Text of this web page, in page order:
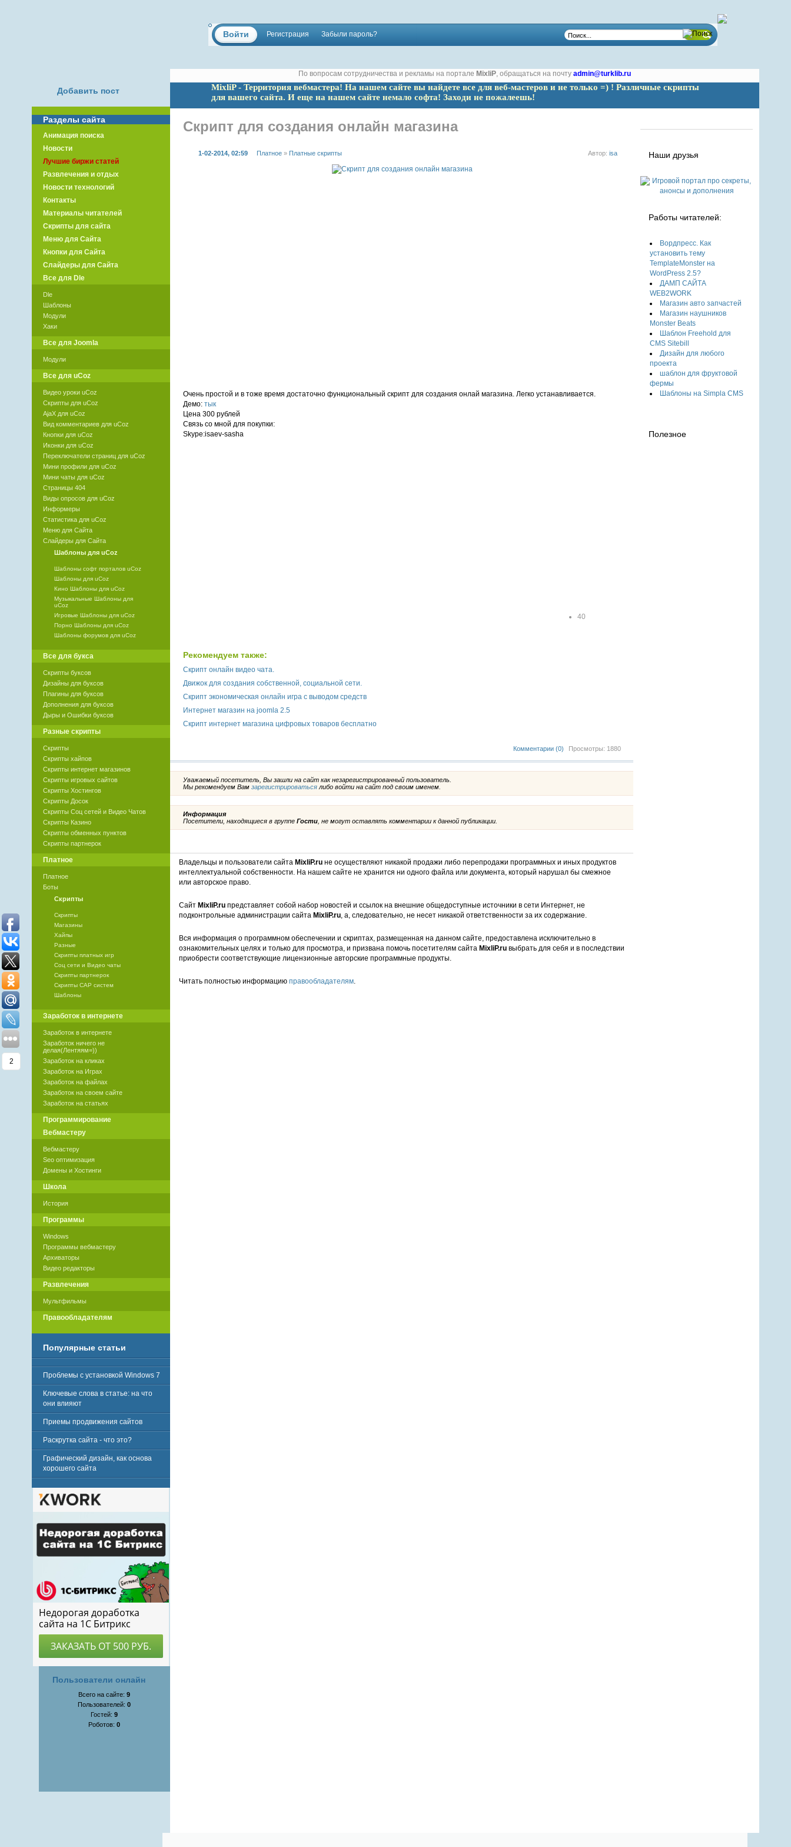
Войти Регистрация Забыли пароль?
По вопросам сотрудничества и рекламы на портале MixliP, обращаться на почту admin@turklib.ru
MixliP - Территория вебмастера! На нашем сайте вы найдете все для веб-мастеров и не только =) ! Различные скрипты
для вашего сайта. И еще на нашем сайте немало софта! Заходи не пожалеешь!
Скрипт для создания онлайн магазина
Автор:isa
1-02-2014, 02:59 Платное» Платные скрипты
Очень простой и в тоже время достаточно функциональный скрипт для создания онлай магазина. Легко устанавливается.
Демо: тык
Цена 300 рублей
Связь со мной для покупки:
Skype:isaev-sasha
40
Рекомендуем также:
Скрипт онлайн видео чата.
Движок для создания собственной, социальной сети.
Скрипт экономическая онлайн игра с выводом средств
Интернет магазин на joomla 2.5
Скрипт интернет магазина цифровых товаров бесплатно
Просмотры: 1880
Комментарии (0)
Уважаемый посетитель, Вы зашли на сайт как незарегистрированный пользователь.
Мы рекомендуем Вам зарегистрироватьсялибо войти на сайт под своим именем.
Информация
Посетители, находящиеся в группе Гости, не могут оставлять комментарии к данной публикации.
Владельцы и пользователи сайта MixliP.ruне осуществляют никакой продажи либо перепродажи программных и иных продуктов
интеллектуальной собственности. На нашем сайте не хранится ни одного файла или документа, который нарушал бы смежное
или авторское право.
Сайт MixliP.ruпредставляет собой набор новостей и ссылок на внешние общедоступные источники в сети Интернет, не
подконтрольные администрации сайта MixliP.ru, а, следовательно, не несет никакой ответственности за их содержание.
Вся информация о программном обеспечении и скриптах, размещенная на данном сайте, предоставлена исключительно в
ознакомительных целях и только для просмотра, и призвана помочь посетителям сайта MixliP.ruвыбрать для себя и в последствии
приобрести соответствующие лицензионные авторские программные продукты.
Читать полностью информацию правообладателям.
Наши друзья
Работы читателей:
Вордпресс. Как
установить тему
TemplateMonster на
WordPress 2.5?
ДАМП САЙТА
WEB2WORK
Магазин авто запчастей
Магазин наушников
Monster Beats
Шаблон Freehold для
CMS Sitebill
Дизайн для любого
проекта
шаблон для фруктовой
фермы
Шаблоны на Simpla CMS
Полезное
Добавить пост
Разделы сайта
Анимация поиска
Новости
Лучшие биржи статей
Развлечения и отдых
Новости технологий
Контакты
Материалы читателей
Скрипты для сайта
Меню для Сайта
Кнопки для Сайта
Слайдеры для Сайта
Все для Dle
Dle
Шаблоны
Модули
Хаки
Все для Joomla
Модули
Все для uCoz
Видео уроки uCoz
Скрипты для uCoz
AjaX для uCoz
Вид комментариев для uCoz
Кнопки для uCoz
Иконки для uCoz
Переключатели страниц для uCoz
Мини профили для uCoz
Мини чаты для uCoz
Страницы 404
Виды опросов для uCoz
Информеры
Статистика для uCoz
Меню для Сайта
Слайдеры для Сайта
Шаблоны для uCoz
Шаблоны софт порталов uCoz
Шаблоны для uCoz
Кино Шаблоны для uCoz
Музыкальные Шаблоны для
uCoz
Игровые Шаблоны для uCoz
Порно Шаблоны для uCoz
Шаблоны форумов для uCoz
Все для букса
Скрипты буксов
Дизайны для буксов
Плагины для буксов
Дополнения для буксов
Дыры и Ошибки буксов
Разные скрипты
Скрипты
Скрипты хайпов
Скрипты интернет магазинов
Скрипты игровых сайтов
Скрипты Хостингов
Скрипты Досок
Скрипты Соц сетей и Видео Чатов
Скрипты Казино
Скрипты обменных пунктов
Скрипты партнерок
Платное
Платное
Боты
Скрипты
Скрипты
Магазины
Хайпы
Разные
Скрипты платных игр
Соц сети и Видео чаты
Скрипты партнерок
Скрипты САР систем
Шаблоны
Заработок в интернете
Заработок в интернете
Заработок ничего не
делая(Лентяям=))
Заработок на кликах
Заработок на Играх
Заработок на файлах
Заработок на своем сайте
Заработок на статьях
Программирование
Вебмастеру
Вебмастеру
Seo оптимизация
Домены и Хостинги
Школа
История
Программы
Windows
Программы вебмастеру
Архиваторы
Видео редакторы
Развлечения
Мультфильмы
Правообладателям
Популярные статьи
Проблемы с установкой Windows 7
Ключевые слова в статье: на что
они влияют
Приемы продвижения сайтов
Раскрутка сайта - что это?
Графический дизайн, как основа
хорошего сайта
Пользователи онлайн
Всего на сайте:9
Пользователей:0
Гостей:9
Роботов:0
2